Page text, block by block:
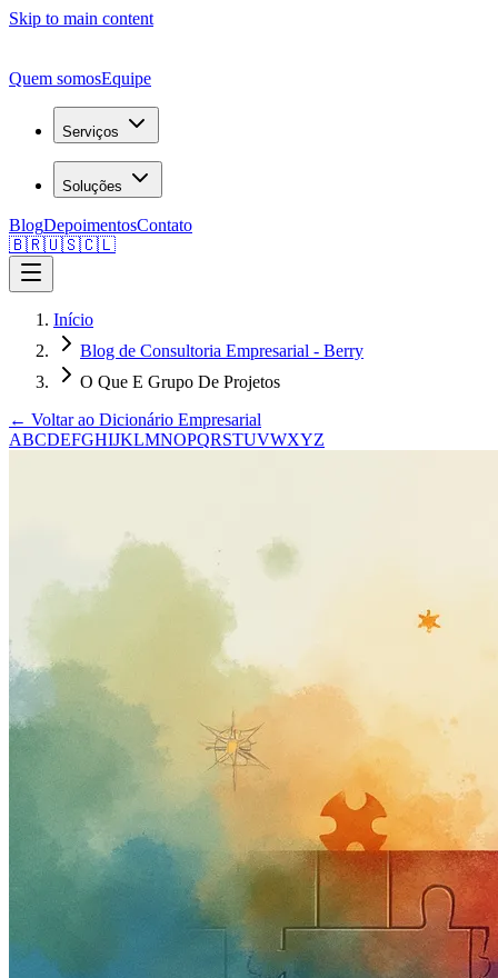
Skip to main content
Quem somosEquipe
Serviços
Soluções
BlogDepoimentosContato
🇧🇷🇺🇸🇨🇱
Início
Blog de Consultoria Empresarial - Berry
O Que E Grupo De Projetos
← Voltar ao Dicionário Empresarial
ABCDEFGHIJKLMNOPQRSTUVWXYZ